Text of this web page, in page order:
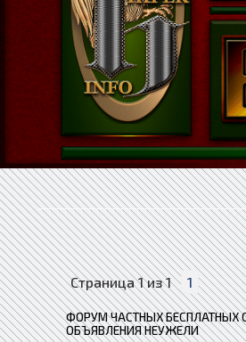
Страница1из1 1
ФОРУМ ЧАСТНЫХ БЕСПЛАТНЫХ
ОБЪЯВЛЕНИЯ НЕУЖЕЛИ